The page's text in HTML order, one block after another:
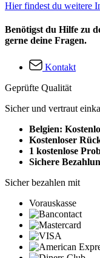
Hier findest du weitere
Benötigst du Hilfe zu
gerne deine Fragen.
Kontakt
Geprüfte Qualität
Sicher und vertraut
Belgien:
Kostenloser
1 kostenlose
Sichere
Sicher bezahlen mit
Vorauskasse